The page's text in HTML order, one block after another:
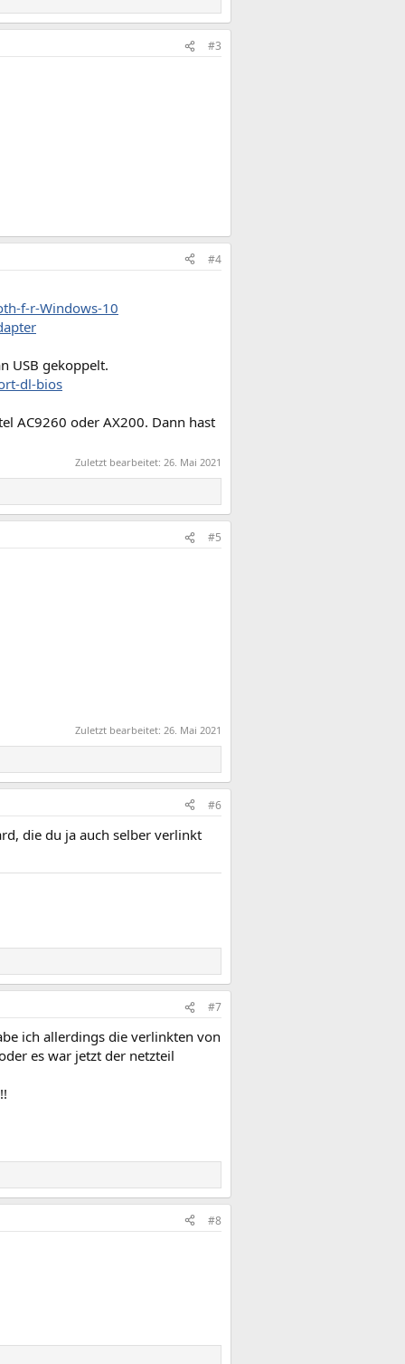
#3
#4
f-r-Windows-10
USB gekoppelt.
dl-bios
AC9260 oder AX200. Dann hast
Zuletzt bearbeitet: 26. Mai 2021
#5
Zuletzt bearbeitet: 26. Mai 2021
#6
die du ja auch selber verlinkt
#7
ich allerdings die verlinkten von
es war jetzt der netzteil
#8